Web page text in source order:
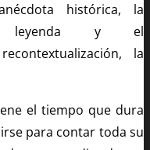
histórica, la
leyenda y el
la
el tiempo que dura
para contar toda su